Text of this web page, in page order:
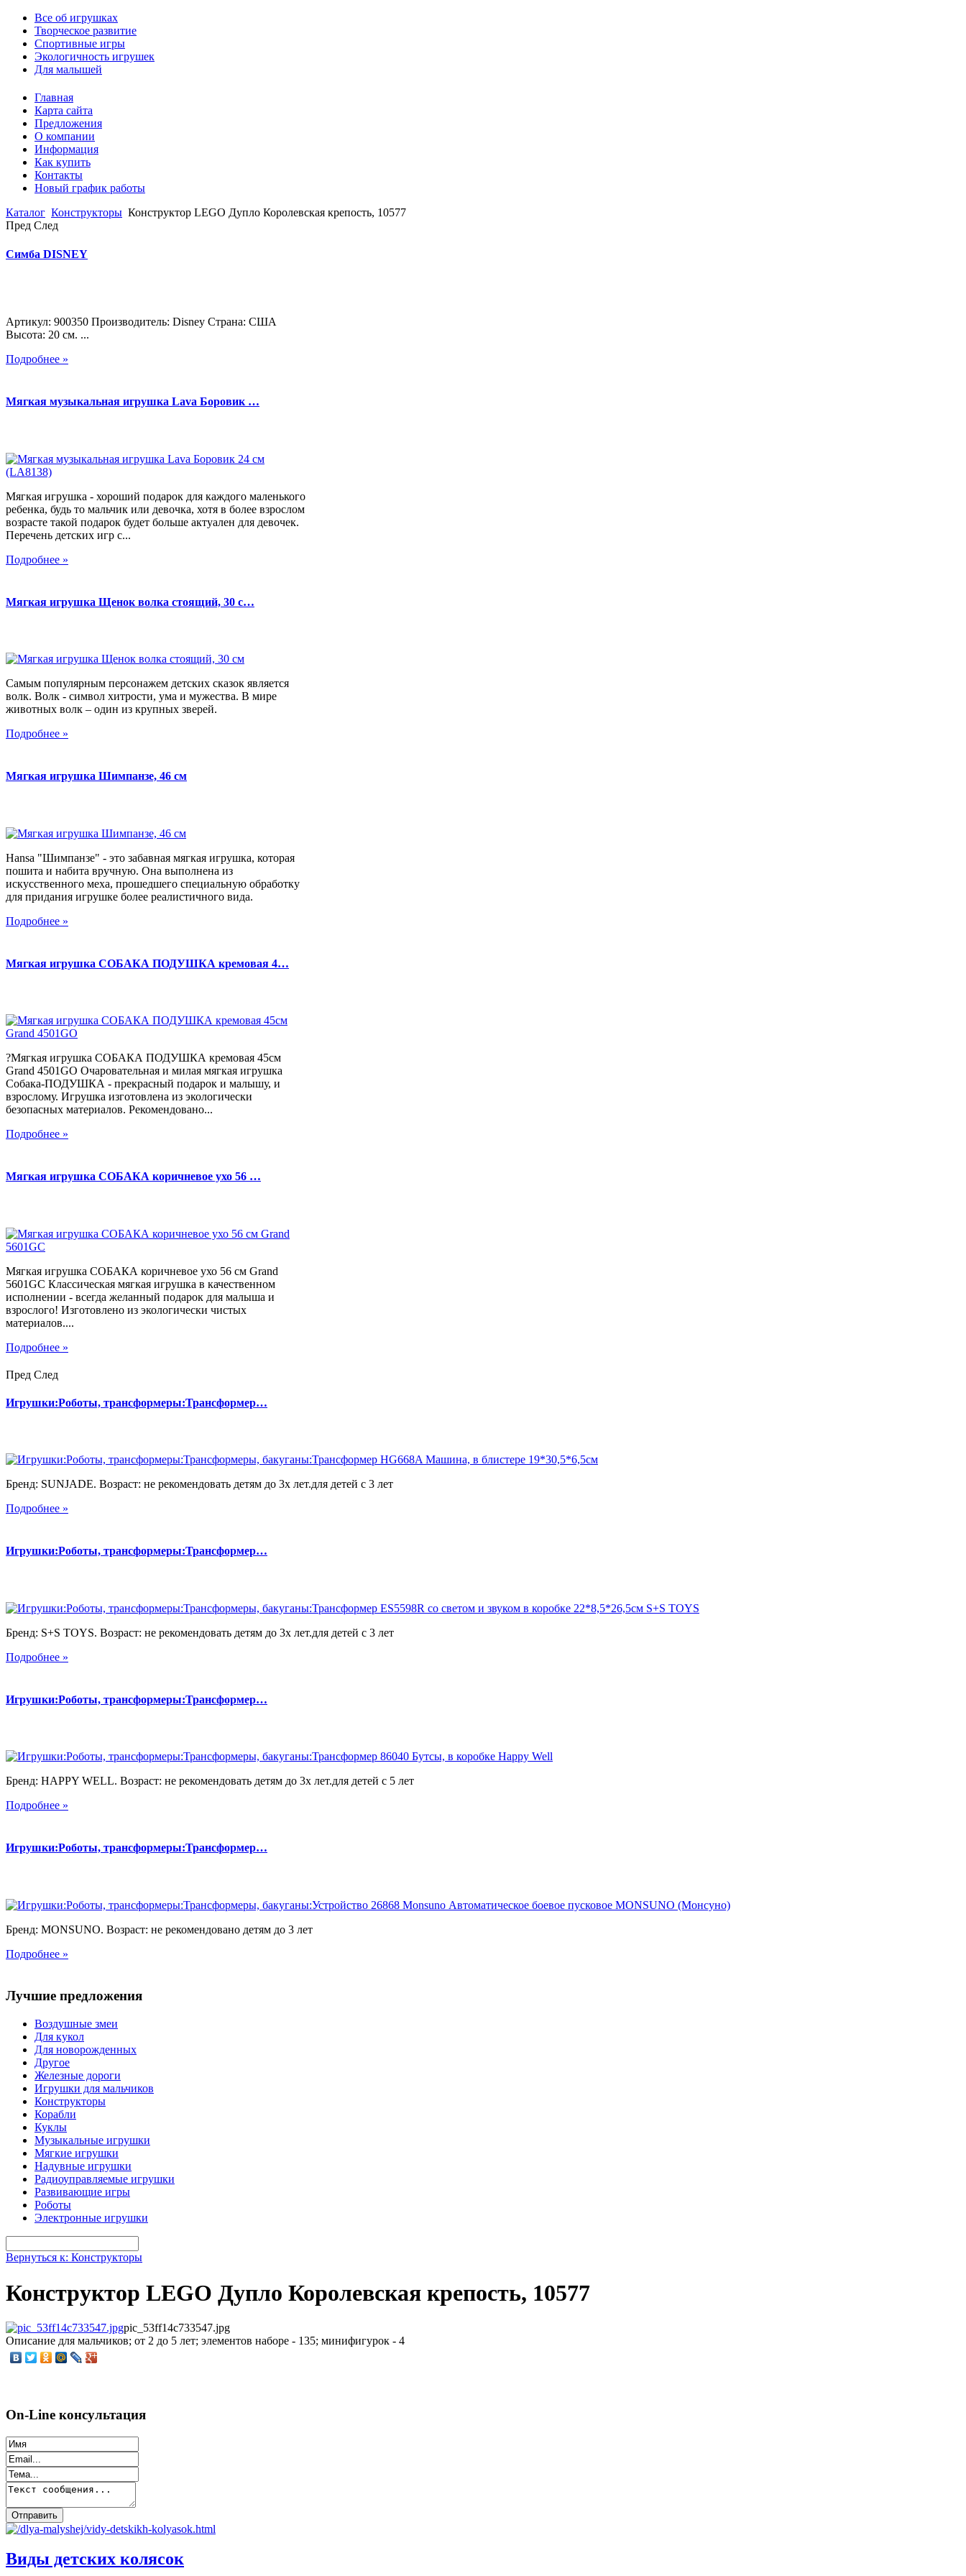
Все об игрушках
Творческое развитие
Спортивные игры
Экологичность игрушек
Для малышей
Главная
Карта сайта
Предложения
О компании
Информация
Как купить
Контакты
Новый график работы
Каталог Конструкторы Конструктор LEGO Дупло Королевская крепость, 10577
Пред След
Симба DISNEY
Артикул: 900350 Производитель: Disney Страна: США
Высота: 20 см. ...
Подробнее »
Мягкая музыкальная игрушка Lava Боровик …
Мягкая игрушка - хороший подарок для каждого маленького
ребенка, будь то мальчик или девочка, хотя в более взрослом
возрасте такой подарок будет больше актуален для девочек.
Перечень детских игр с...
Подробнее »
Мягкая игрушка Щенок волка стоящий, 30 с…
Самым популярным персонажем детских сказок является
волк. Волк - символ хитрости, ума и мужества. В мире
животных волк – один из крупных зверей.
Подробнее »
Мягкая игрушка Шимпанзе, 46 см
Hansa "Шимпанзе" - это забавная мягкая игрушка, которая
пошита и набита вручную. Она выполнена из
искусственного меха, прошедшего специальную обработку
для придания игрушке более реалистичного вида.
Подробнее »
Мягкая игрушка СОБАКА ПОДУШКА кремовая 4…
?Мягкая игрушка СОБАКА ПОДУШКА кремовая 45см
Grand 4501GO Очаровательная и милая мягкая игрушка
Собака-ПОДУШКА - прекрасный подарок и малышу, и
взрослому. Игрушка изготовлена из экологически
безопасных материалов. Рекомендовано...
Подробнее »
Мягкая игрушка СОБАКА коричневое ухо 56 …
Мягкая игрушка СОБАКА коричневое ухо 56 см Grand
5601GC Классическая мягкая игрушка в качественном
исполнении - всегда желанный подарок для малыша и
взрослого! Изготовлено из экологически чистых
материалов....
Подробнее »
Пред След
Игрушки:Роботы, трансформеры:Трансформер…
Бренд: SUNJADE. Возраст: не рекомендовать детям до 3х лет.для детей с 3 лет
Подробнее »
Игрушки:Роботы, трансформеры:Трансформер…
Бренд: S+S TOYS. Возраст: не рекомендовать детям до 3х лет.для детей с 3 лет
Подробнее »
Игрушки:Роботы, трансформеры:Трансформер…
Бренд: HAPPY WELL. Возраст: не рекомендовать детям до 3х лет.для детей с 5 лет
Подробнее »
Игрушки:Роботы, трансформеры:Трансформер…
Бренд: MONSUNO. Возраст: не рекомендовано детям до 3 лет
Подробнее »
Лучшие предложения
Воздушные змеи
Для кукол
Для новорожденных
Другое
Железные дороги
Игрушки для мальчиков
Конструкторы
Корабли
Куклы
Музыкальные игрушки
Мягкие игрушки
Надувные игрушки
Радиоуправляемые игрушки
Развивающие игры
Роботы
Электронные игрушки
Вернуться к: Конструкторы
Конструктор LEGO Дупло Королевская крепость, 10577
pic_53ff14c733547.jpg
Описание для мальчиков; от 2 до 5 лет; элементов наборе - 135; минифигурок - 4
On-Line консультация
Виды детских колясок